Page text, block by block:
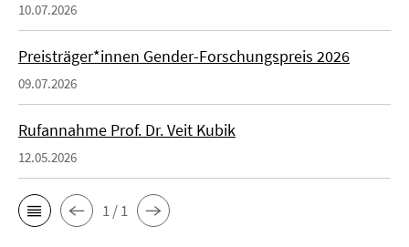
10.07.2026
Preisträger*innen Gender-Forschungspreis 2026
09.07.2026
Rufannahme Prof. Dr. Veit Kubik
12.05.2026
1 / 1